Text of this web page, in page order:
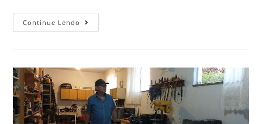
Continue Lendo